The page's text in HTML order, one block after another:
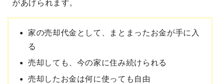
があげられます。
家の売却代金として、まとまったお金が手に入
る
売却しても、今の家に住み続けられる
売却したお金は何に使っても自由